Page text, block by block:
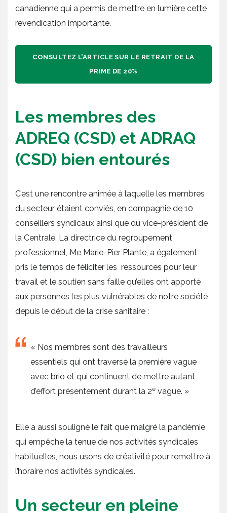
canadienne qui a permis de mettre en lumière cette
revendication importante.
CONSULTEZ L’ARTICLE SUR LE RETRAIT DE LA
PRIME DE 20%
Les membres des
ADREQ (CSD) et ADRAQ
(CSD) bien entourés
C’est une rencontre animée à laquelle les membres
du secteur étaient conviés, en compagnie de 10
conseillers syndicaux ainsi que du vice-président de
la Centrale. La directrice du regroupement
professionnel, Me Marie-Pier Plante, a également
pris le temps de féliciter les ressources pour leur
travail et le soutien sans faille qu’elles ont apporté
aux personnes les plus vulnérables de notre société
depuis le début de la crise sanitaire :
« Nos membres sont des travailleurs
essentiels qui ont traversé la première vague
avec brio et qui continuent de mettre autant
d’effort présentement durant la 2e vague. »
Elle a aussi souligné le fait que malgré la pandémie
qui empêche la tenue de nos activités syndicales
habituelles, nous usons de créativité pour remettre à
l’horaire nos activités syndicales.
Un secteur en pleine